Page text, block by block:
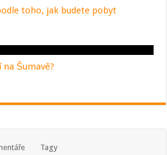
toho, jak budete pobyt
na Šumavě?
Tagy